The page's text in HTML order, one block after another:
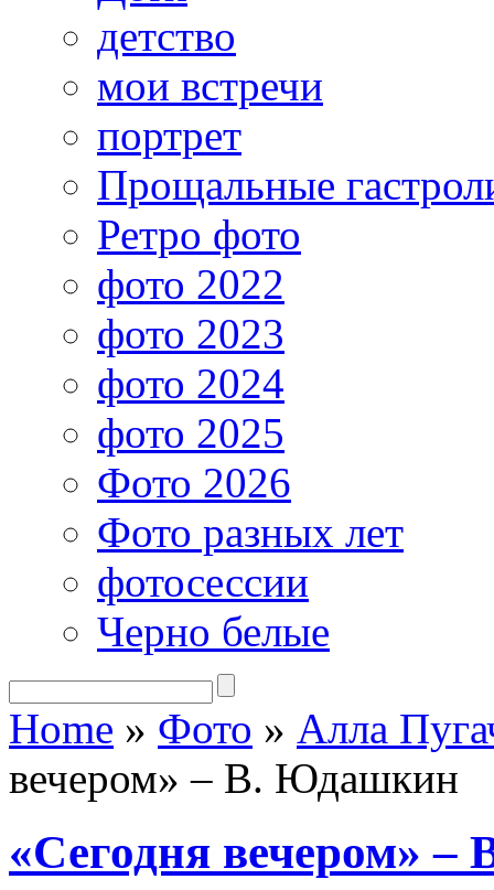
детство
мои встречи
портрет
Прощальные
Ретро фото
фото 2022
фото 2023
фото 2024
фото 2025
Фото 2026
Фото разных лет
фотосессии
Черно белые
Home » Фото » Алла
вечером» – В. Юдашкин
«Сегодня вечером»